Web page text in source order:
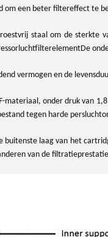
om een beter filtereffect te
staal om de sterkte
De
vermogen en de
materiaal, onder druk van
tegen harde
buitenste laag van het
van de